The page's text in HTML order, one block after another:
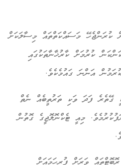
ކުރަންޖެހޭ މަސައްކަތްތައް މިސާލަކަށް
ކުރުމަށް ކާރުޚާނާތަކުގައި
އަންނަ ގައުމެކެވެ.
ގޭތެރެ ފަދަ ވަކި ތަރުތީބެއް ނެތް
މިއީ ޓެކްނޮލޮޖީގެ ގޮތުން
ވަރަށް ފުރިހަމައަށް